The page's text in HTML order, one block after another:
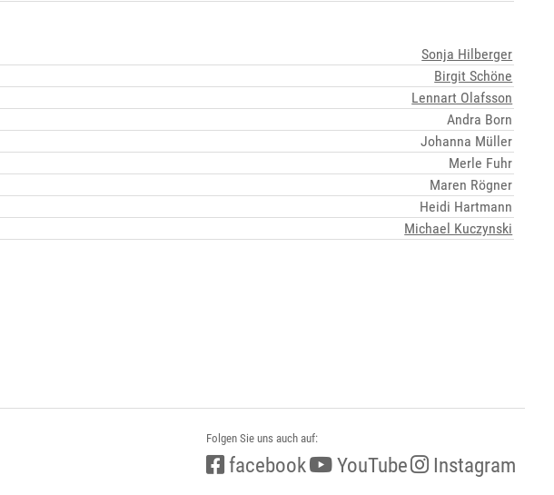
Sonja Hilberger
Birgit Schöne
Lennart Olafsson
Andra Born
Johanna Müller
Merle Fuhr
Maren Rögner
Heidi Hartmann
Michael Kuczynski
Folgen Sie uns auch auf:
facebook YouTube Instagram